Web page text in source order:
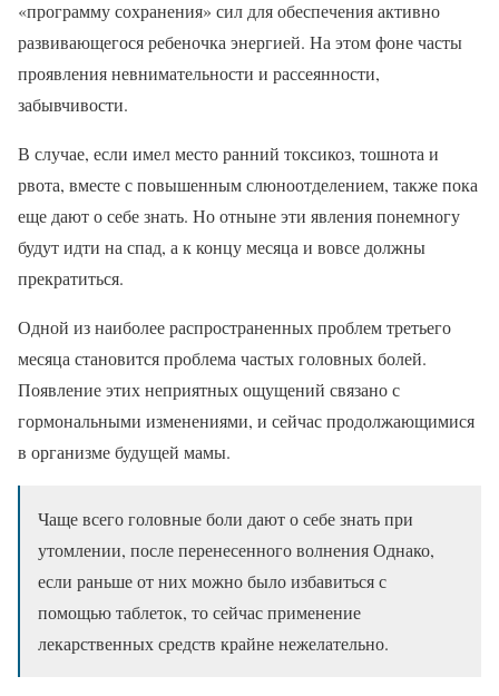
«программу сохранения» сил для обеспечения активно
развивающегося ребеночка энергией. На этом фоне часты
проявления невнимательности и рассеянности,
забывчивости.
В случае, если имел место ранний токсикоз, тошнота и
рвота, вместе с повышенным слюноотделением, также пока
еще дают о себе знать. Но отныне эти явления понемногу
будут идти на спад, а к концу месяца и вовсе должны
прекратиться.
Одной из наиболее распространенных проблем третьего
месяца становится проблема частых головных болей.
Появление этих неприятных ощущений связано с
гормональными изменениями, и сейчас продолжающимися
в организме будущей мамы.
Чаще всего головные боли дают о себе знать при
утомлении, после перенесенного волнения Однако,
если раньше от них можно было избавиться с
помощью таблеток, то сейчас применение
лекарственных средств крайне нежелательно.